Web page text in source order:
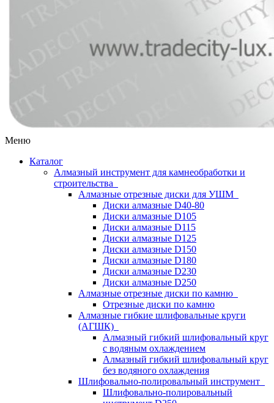
Меню
Каталог
Алмазный инструмент для камнеобработки и
строительства
Алмазные отрезные диски для УШМ
Диски алмазные D40-80
Диски алмазные D105
Диски алмазные D115
Диски алмазные D125
Диски алмазные D150
Диски алмазные D180
Диски алмазные D230
Диски алмазные D250
Алмазные отрезные диски по камню
Отрезные диски по камню
Алмазные гибкие шлифовальные круги
(АГШК)
Алмазный гибкий шлифовальный круг
с водяным охлаждением
Алмазный гибкий шлифовальный круг
без водяного охлаждения
Шлифовально-полировальный инструмент
Шлифовально-полировальный